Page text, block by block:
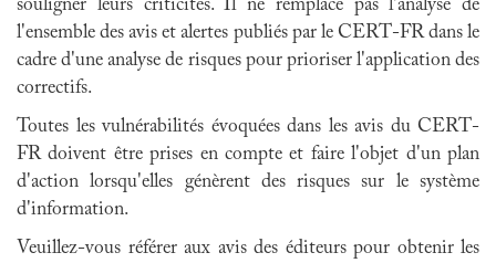
souligner leurs criticités. Il ne remplace pas l'analyse de
l'ensemble des avis et alertes publiés par le CERT-FR dans le
cadre d'une analyse de risques pour prioriser l'application des
correctifs.
Toutes les vulnérabilités évoquées dans les avis du CERT-
FR doivent être prises en compte et faire l'objet d'un plan
d'action lorsqu'elles génèrent des risques sur le système
d'information.
Veuillez-vous référer aux avis des éditeurs pour obtenir les